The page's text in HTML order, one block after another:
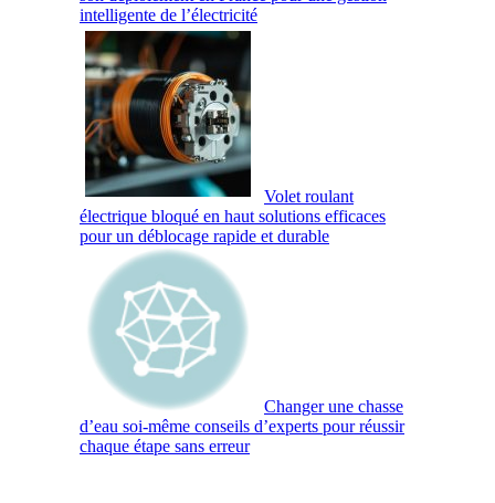
intelligente de l’électricité
Volet roulant
électrique bloqué en haut solutions efficaces
pour un déblocage rapide et durable
Changer une chasse
d’eau soi-même conseils d’experts pour réussir
chaque étape sans erreur